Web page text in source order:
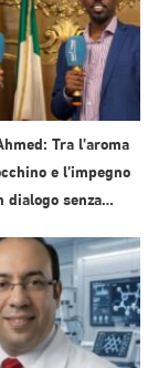
Tra l’aroma
e l’impegno
dialogo senza…